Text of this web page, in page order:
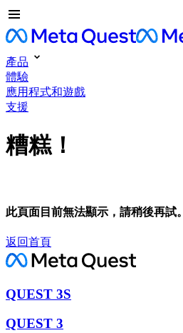
產品
體驗
應用程式和遊戲
支援
糟糕！
此頁面目前無法顯示，請稍後再試。
返回首頁
QUEST 3S
QUEST 3